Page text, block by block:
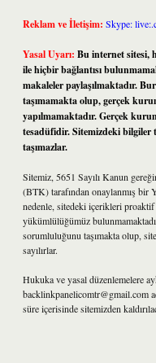
Reklam ve İletişim: Skype:
Yasal Uyarı: Bu internet sitesi,
ile hiçbir bağlantısı
makaleler paylaşılmaktadır.
taşımamakta olup, gerçek
yapılmamaktadır. Gerçek
tesadüfidir. Sitemizdeki bilgiler
taşımazlar.
Sitemiz, 5651 Sayılı Kanun
(BTK) tarafından onaylanmış bir
nedenle, sitedeki içerikleri proaktif
yükümlülüğümüz
sorumluluğunu taşımakta olup,
sayılırlar.
Hukuka ve yasal düzenlemelere
backlinkpanelicomtr@gmail.com
süre içerisinde sitemizden